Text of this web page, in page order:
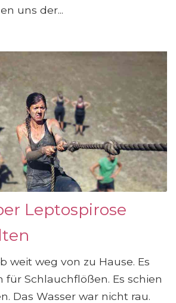
uns der...
Leptospirose
weit weg von zu Hause. Es
für Schlauchflößen. Es schien
Das Wasser war nicht rau.